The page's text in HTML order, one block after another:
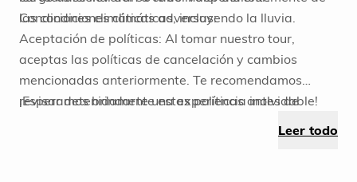
Condiciones climáticas adversas:
las condiciones climáticas, incluyendo la lluvia.
Aceptación de políticas: Al tomar nuestro tour,
aceptas las políticas de cancelación y cambios
mencionadas anteriormente. Te recomendamos
revisar detenidamente estas políticas antes de
¡Esperamos brindarte una experiencia inolvidable!
Leer todo